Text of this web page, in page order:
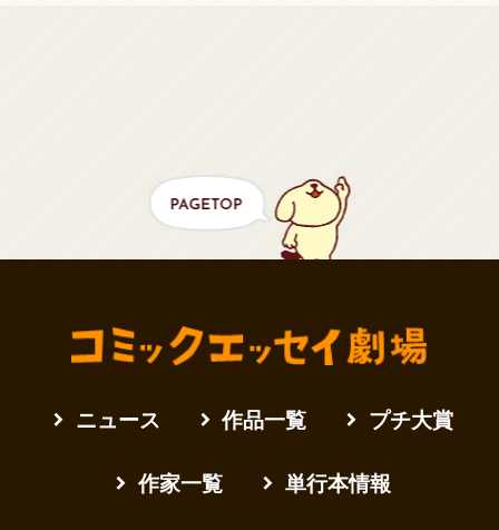
ニュース 作品一覧 プチ大賞
作家一覧 単行本情報